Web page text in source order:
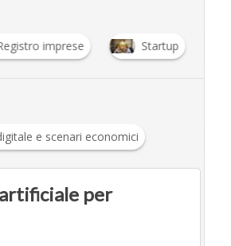
imprese Startup
e scenari economici
per